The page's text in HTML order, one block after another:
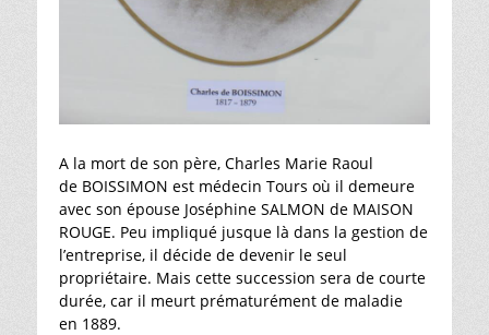
A la mort de son père, Charles Marie Raoul
de BOISSIMON est médecin Tours où il demeure
avec son épouse Joséphine SALMON de MAISON
ROUGE. Peu impliqué jusque là dans la gestion de
l’entreprise, il décide de devenir le seul
propriétaire. Mais cette succession sera de courte
durée, car il meurt prématurément de maladie
en 1889.